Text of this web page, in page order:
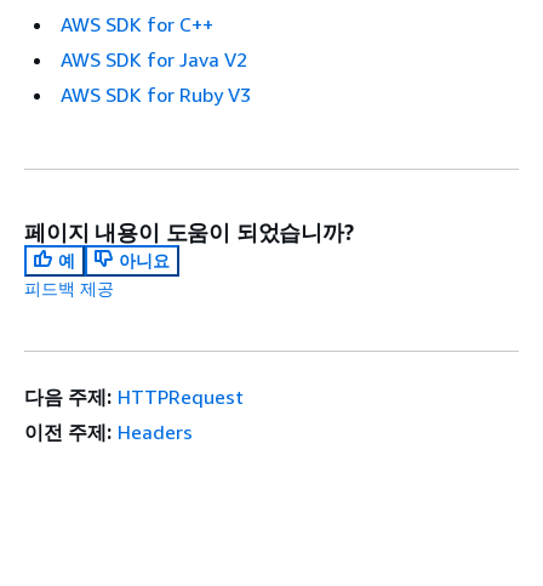
AWS SDK for C++
AWS SDK for Java V2
AWS SDK for Ruby V3
페이지 내용이 도움이 되었습니까?
예
아니요
피드백 제공
다음 주제: HTTPRequest
이전 주제: Headers